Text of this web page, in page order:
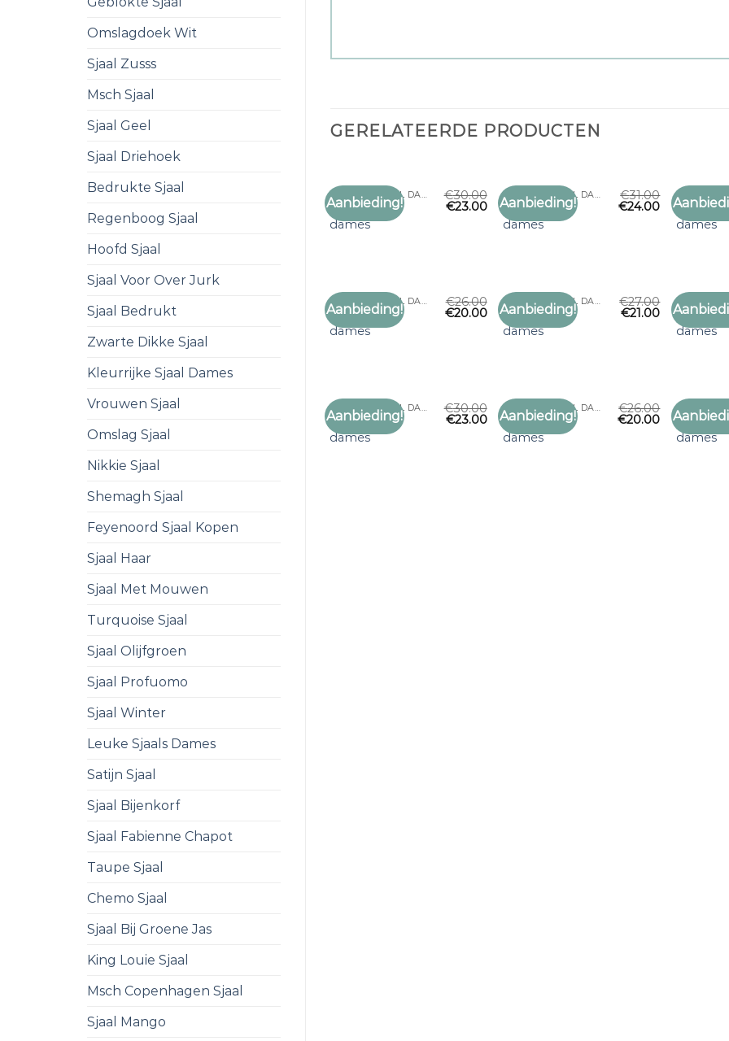
Omslagdoek Wit
Sjaal Zusss
Msch Sjaal
Sjaal Geel
Sjaal Driehoek
Bedrukte Sjaal
Regenboog Sjaal
Hoofd Sjaal
Sjaal Voor Over Jurk
Sjaal Bedrukt
Zwarte Dikke Sjaal
Kleurrijke Sjaal Dames
Vrouwen Sjaal
Omslag Sjaal
Nikkie Sjaal
Shemagh Sjaal
Feyenoord Sjaal Kopen
Sjaal Haar
Sjaal Met Mouwen
Turquoise Sjaal
Sjaal Olijfgroen
Sjaal Profuomo
Sjaal Winter
Leuke Sjaals Dames
Satijn Sjaal
Sjaal Bijenkorf
Sjaal Fabienne Chapot
Taupe Sjaal
Chemo Sjaal
Sjaal Bij Groene Jas
King Louie Sjaal
Msch Copenhagen Sjaal
Sjaal Mango
GERELATEERDE PRODUCTEN
Aanbieding!
Toevoegen
GERUITE SJAAL DAMES
geruite sjaal
dames
€30.00
€23.00 Aanbieding!
Toevoegen
GERUITE SJAAL DAMES
geruite sjaal
dames
€31.00
€24.00
geruite
dames
Aanbieding!
Toevoegen
GERUITE SJAAL DAMES
geruite sjaal
dames
€26.00
€20.00 Aanbieding!
Toevoegen
GERUITE SJAAL DAMES
geruite sjaal
dames
€27.00
€21.00
geruite
dames
Aanbieding!
Toevoegen
GERUITE SJAAL DAMES
geruite sjaal
dames
€30.00
€23.00 Aanbieding!
Toevoegen
GERUITE SJAAL DAMES
geruite sjaal
dames
€26.00
€20.00
geruite
dames